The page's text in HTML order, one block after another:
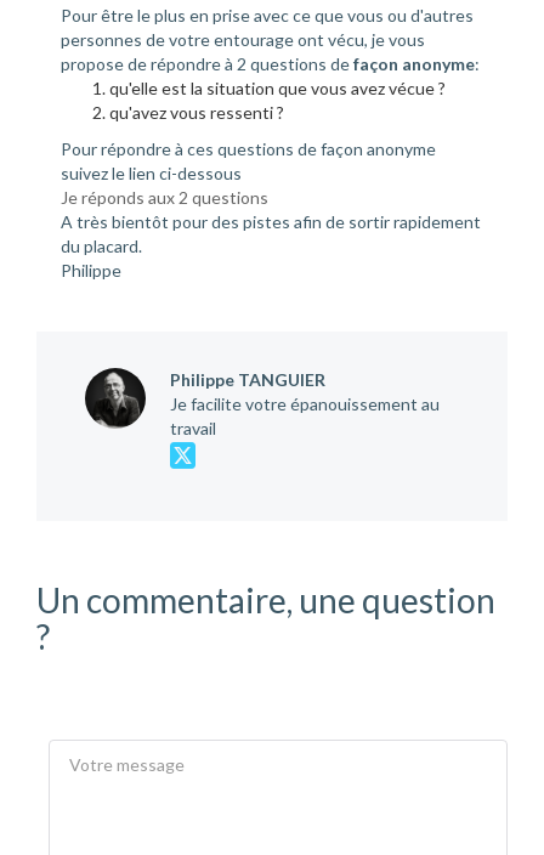
Pour être le plus en prise avec ce que vous ou d'autres
personnes de votre entourage ont vécu, je vous
propose de répondre à 2 questions defaçon anonyme:
qu'elle est la situation que vous avez vécue ?
qu'avez vous ressenti ?
Pour répondre à ces questions de façon anonyme
suivez le lien ci-dessous
Je réponds aux 2 questions
A très bientôt pour des pistes afin de sortir rapidement
du placard.
Philippe
Philippe TANGUIER
Je facilite votre épanouissement au
travail
Un commentaire, une question
?